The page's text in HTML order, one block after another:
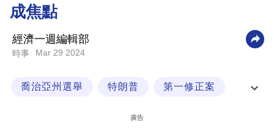
業
科
成焦點
經濟一週編輯部
時事 Mar 29 2024
喬治亞州選舉 特朗普 第一修正案
廣告